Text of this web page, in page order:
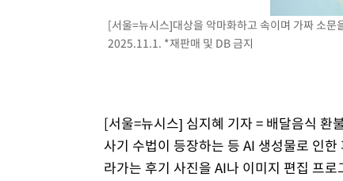
SK하이닉스, 용인·청주 팹에 54조 투자…"AI 메모리
여자배구 이재영·이다영 자매, 아제르바이잔 투란VC
외국인 심판 성 접대 7경기 들여다보니…한국 축구 '5승
[속보]원·달러 환율, 7.7원 내린 1416.1원 마감
[속보] 노원서 40.1도 관측…서울, 2018년 이후 첫 40
[속보]종합특검, '계엄 수용공간 확보' 신용해 前교정본
[서울=뉴시스]대상을 악마화하고 속이며 가짜 소
2025.11.1. *재판매 및 DB 금지
[서울=뉴시스] 심지혜 기자 = 배달음식 환
사기 수법이 등장하는 등 AI 생성물로 인
라가는 후기 사진을 AI나 이미지 편집 프